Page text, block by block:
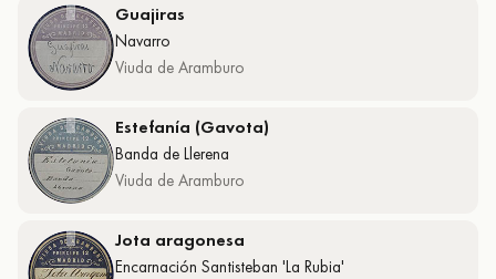
Guajiras
Navarro
Viuda de Aramburo
Estefanía (Gavota)
Banda de Llerena
Viuda de Aramburo
Jota aragonesa
Encarnación Santisteban 'La Rubia'